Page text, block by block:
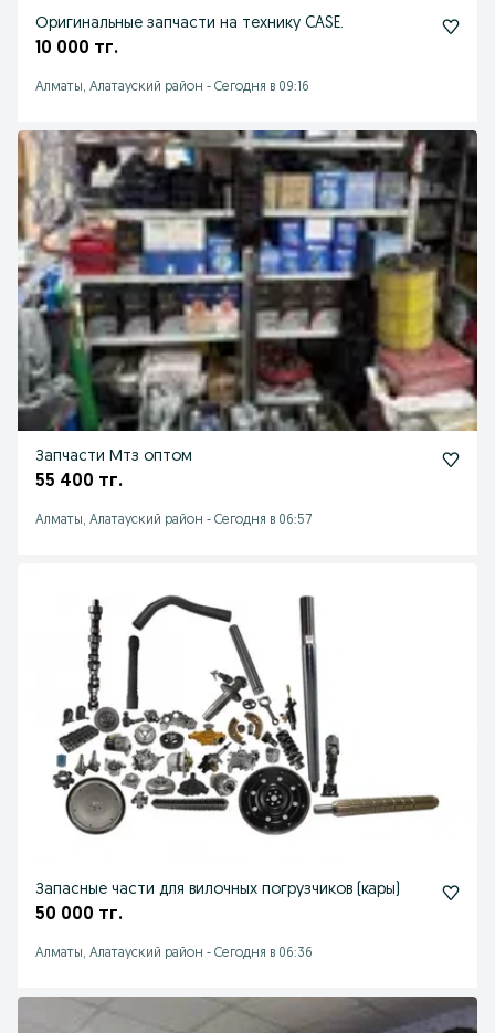
Оригинальные запчасти на технику CASE.
10 000 тг.
Алматы, Алатауский район - Сегодня в 09:16
Запчасти Мтз оптом
55 400 тг.
Алматы, Алатауский район - Сегодня в 06:57
Запасные части для вилочных погрузчиков (кары)
50 000 тг.
Алматы, Алатауский район - Сегодня в 06:36